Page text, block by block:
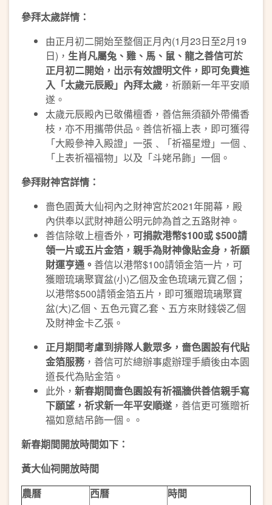
參拜太歲詳情：
由正月初二開始至整個正月內(1月23日至2月19
日)， 生肖凡屬兔、雞、馬、鼠、龍之善信可於
正月初二開始，出示有效證明文件，即可免費進
入「太歲元辰殿」內拜太歲 ，祈願新一年平安順
遂。
太歲元辰殿內已敬備檀香，善信無須額外帶備香
枝，亦不用攜帶供品。善信祈福上表，即可獲得
「大殿參神入殿證」一張﹑「祈福星燈」一個﹑
「上表祈福福物」以及「斗姥吊飾」一個。
參拜財神宮詳情：
嗇色園黃大仙祠內之財神宮於2021年開幕，殿
內供奉以武財神趙公明元帥為首之五路財神。
善信除敬上檀香外， 可捐款港幣$100或$500請
領一片或五片金箔，親手為財神像貼金身，祈願
財運亨通。 善信以港幣$100請領金箔一片，可
獲贈琉璃聚寶盆(小)乙個及金色琉璃元寶乙個；
以港幣$500請領金箔五片，即可獲贈琉璃聚寶
盆(大)乙個、五色元寶乙套、五方來財錢袋乙個
及財神金卡乙張。
正月期間考慮到排隊人數眾多，嗇色園設有代貼
金箔服務 ，善信可於總辦事處辦理手續後由本園
道長代為貼金箔。
此外， 新春期間嗇色園設有祈福牆供善信親手寫
下願望，祈求新一年平安順遂，善信更可獲贈祈
福如意結吊飾一個。。
新春期間開放時間如下：
黃大仙祠開放時間
農曆
西曆 時間